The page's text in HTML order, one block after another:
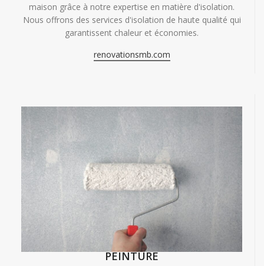
maison grâce à notre expertise en matière d'isolation.
Nous offrons des services d'isolation de haute qualité qui
garantissent chaleur et économies.
renovationsmb.com
PEINTURE